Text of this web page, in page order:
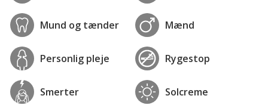
Mund og tænder Mænd
Personlig pleje Rygestop
Smerter Solcreme